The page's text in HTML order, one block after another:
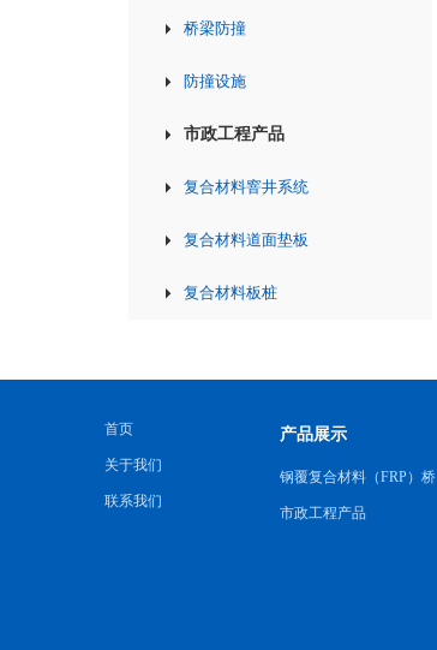
桥梁防撞
防撞设施
市政工程产品
复合材料窨井系统
复合材料道面垫板
复合材料板桩
首页
关于我们
联系我们
产品展示
钢覆复合材料（FRP）桥
梁防撞产品
市政工程产品